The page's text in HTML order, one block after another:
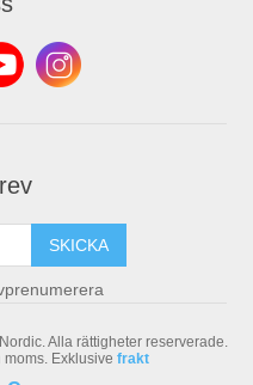
SKICKA
Alla rättigheter reserverade.
Exklusive frakt